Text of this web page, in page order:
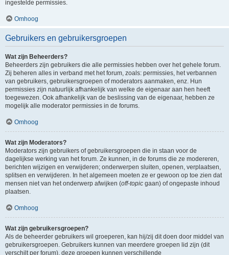
ingestelde permissies.
Omhoog
Gebruikers en gebruikersgroepen
Wat zijn Beheerders?
Beheerders zijn gebruikers die alle permissies hebben over het gehele forum.
Zij beheren alles in verband met het forum, zoals: permissies, het verbannen
van gebruikers, gebruikersgroepen of moderators aanmaken, enz. Hun
permissies zijn natuurlijk afhankelijk van welke de eigenaar aan hen heeft
toegewezen. Ook afhankelijk van de beslissing van de eigenaar, hebben ze
mogelijk alle moderator permissies in de forums.
Omhoog
Wat zijn Moderators?
Moderators zijn gebruikers of gebruikersgroepen die in staan voor de
dagelijkse werking van het forum. Ze kunnen, in de forums die ze modereren,
berichten wijzigen en verwijderen; onderwerpen sluiten, openen, verplaatsen,
splitsen en verwijderen. In het algemeen moeten ze er gewoon op toe zien dat
mensen niet van het onderwerp afwijken (off-topic gaan) of ongepaste inhoud
plaatsen.
Omhoog
Wat zijn gebruikersgroepen?
Als de beheerder gebruikers wil groeperen, kan hij/zij dit doen door middel van
gebruikersgroepen. Gebruikers kunnen van meerdere groepen lid zijn (dit
verschilt per forum), deze groepen kunnen verschillende